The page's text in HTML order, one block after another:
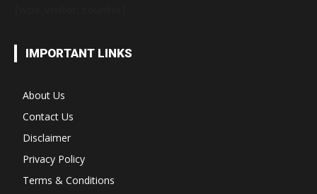
IMPORTANT LINKS
About Us
Contact Us
Disclaimer
Privacy Policy
Terms & Conditions